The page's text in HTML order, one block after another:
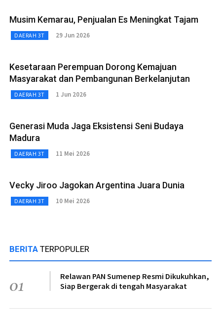
Musim Kemarau, Penjualan Es Meningkat Tajam
DAERAH 3T 29 Jun 2026
Kesetaraan Perempuan Dorong Kemajuan
Masyarakat dan Pembangunan Berkelanjutan
DAERAH 3T 1 Jun 2026
Generasi Muda Jaga Eksistensi Seni Budaya
Madura
DAERAH 3T 11 Mei 2026
Vecky Jiroo Jagokan Argentina Juara Dunia
DAERAH 3T 10 Mei 2026
BERITA TERPOPULER
01
Relawan PAN Sumenep Resmi Dikukuhkan,
Siap Bergerak di tengah Masyarakat